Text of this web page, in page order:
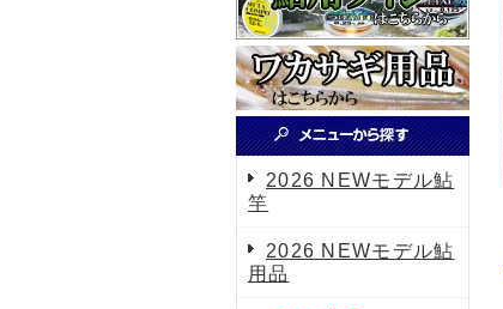
2026 NEWモデル鮎
竿
2026 NEWモデル鮎
用品